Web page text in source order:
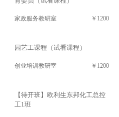
家政服务教研室 ￥1200
园艺工课程（试看课程）
创业培训教研室 ￥1200
【待开班】欧利生东邦化工总控
工1班